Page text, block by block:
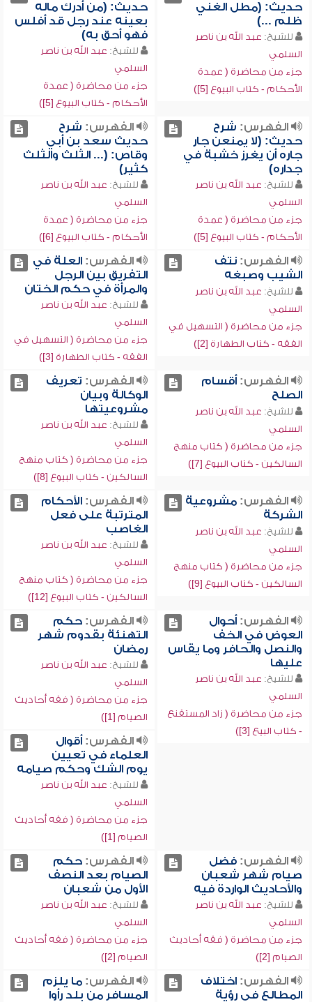
حديث: (مطل الغني
ظلم ...)
للشيخ: عبد الله بن ناصر
السلمي
جزء من محاضرة ( عمدة
الأحكام - كتاب البيوع [5])
حديث: (من أدرك ماله
بعينه عند رجل قد أفلس
فهو أحق به)
للشيخ: عبد الله بن ناصر
السلمي
جزء من محاضرة ( عمدة
الأحكام - كتاب البيوع [5])
الفهرس: شرح
حديث: (لا يمنعن جار
جاره أن يغرز خشبة في
جداره)
للشيخ: عبد الله بن ناصر
السلمي
جزء من محاضرة ( عمدة
الأحكام - كتاب البيوع [5])
الفهرس: شرح
حديث سعد بن أبي
وقاص: (... الثلث والثلث
كثير)
للشيخ: عبد الله بن ناصر
السلمي
جزء من محاضرة ( عمدة
الأحكام - كتاب البيوع [6])
الفهرس:نتف
الشيب وصبغه
للشيخ: عبد الله بن ناصر
السلمي
جزء من محاضرة ( التسهيل في
الفقه - كتاب الطهارة [2])
الفهرس:العلة في
التفريق بين الرجل
والمرأة في حكم الختان
للشيخ: عبد الله بن ناصر
السلمي
جزء من محاضرة ( التسهيل في
الفقه - كتاب الطهارة [3])
الفهرس:أقسام
الصلح
للشيخ: عبد الله بن ناصر
السلمي
جزء من محاضرة ( كتاب منهج
السالكين - كتاب البيوع [7])
الفهرس: تعريف
الوكالة وبيان
مشروعيتها
للشيخ: عبد الله بن ناصر
السلمي
جزء من محاضرة ( كتاب منهج
السالكين - كتاب البيوع [8])
الفهرس:مشروعية
الشركة
للشيخ: عبد الله بن ناصر
السلمي
جزء من محاضرة ( كتاب منهج
السالكين - كتاب البيوع [9])
الفهرس:الأحكام
المترتبة على فعل
الغاصب
للشيخ: عبد الله بن ناصر
السلمي
جزء من محاضرة ( كتاب منهج
السالكين - كتاب البيوع [12])
الفهرس:أحوال
العوض في الخف
والنصل والحافر وما يقاس
عليها
للشيخ: عبد الله بن ناصر
السلمي
جزء من محاضرة ( زاد المستقنع
- كتاب البيع [3])
الفهرس:حكم
التهنئة بقدوم شهر
رمضان
للشيخ: عبد الله بن ناصر
السلمي
جزء من محاضرة ( فقه أحاديث
الصيام [1])
الفهرس:أقوال
العلماء في تعيين
يوم الشك وحكم صيامه
للشيخ: عبد الله بن ناصر
السلمي
جزء من محاضرة ( فقه أحاديث
الصيام [1])
الفهرس:فضل
صيام شهر شعبان
والأحاديث الواردة فيه
للشيخ: عبد الله بن ناصر
السلمي
جزء من محاضرة ( فقه أحاديث
الصيام [2])
الفهرس:حكم
الصيام بعد النصف
الأول من شعبان
للشيخ: عبد الله بن ناصر
السلمي
جزء من محاضرة ( فقه أحاديث
الصيام [2])
الفهرس:اختلاف
المطالع في رؤية
الفهرس:ما يلزم
المسافر من بلد رأوا